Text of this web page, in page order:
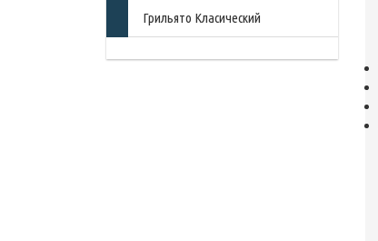
Грильято Класический